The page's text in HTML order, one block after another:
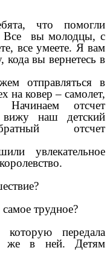
что помогли
Все вы молодцы, с
все умеете. Я вам
вы вернетесь в
отправляться в
на ковер – самолет,
отсчет
наш детский
отсчет
увлекательное
трудное?
которую передала
же в ней. Детям